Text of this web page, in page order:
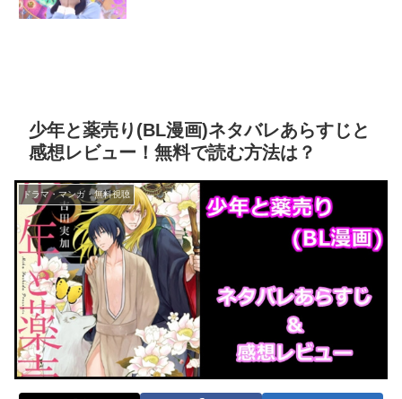
少年と薬売り(BL漫画)ネタバレあらすじと
感想レビュー！無料で読む方法は？
ドラマ・マンガ・無料視聴